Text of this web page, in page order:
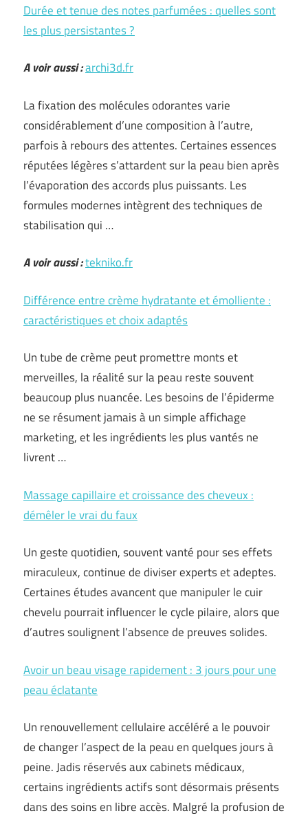
Durée et tenue des notes parfumées : quelles sont
les plus persistantes ?
A voir aussi :archi3d.fr
La fixation des molécules odorantes varie
considérablement d’une composition à l’autre,
parfois à rebours des attentes. Certaines essences
réputées légères s’attardent sur la peau bien après
l’évaporation des accords plus puissants. Les
formules modernes intègrent des techniques de
stabilisation qui …
A voir aussi :tekniko.fr
Différence entre crème hydratante et émolliente :
caractéristiques et choix adaptés
Un tube de crème peut promettre monts et
merveilles, la réalité sur la peau reste souvent
beaucoup plus nuancée. Les besoins de l’épiderme
ne se résument jamais à un simple affichage
marketing, et les ingrédients les plus vantés ne
livrent …
Massage capillaire et croissance des cheveux :
démêler le vrai du faux
Un geste quotidien, souvent vanté pour ses effets
miraculeux, continue de diviser experts et adeptes.
Certaines études avancent que manipuler le cuir
chevelu pourrait influencer le cycle pilaire, alors que
d’autres soulignent l’absence de preuves solides.
Avoir un beau visage rapidement : 3 jours pour une
peau éclatante
Un renouvellement cellulaire accéléré a le pouvoir
de changer l’aspect de la peau en quelques jours à
peine. Jadis réservés aux cabinets médicaux,
certains ingrédients actifs sont désormais présents
dans des soins en libre accès. Malgré la profusion de